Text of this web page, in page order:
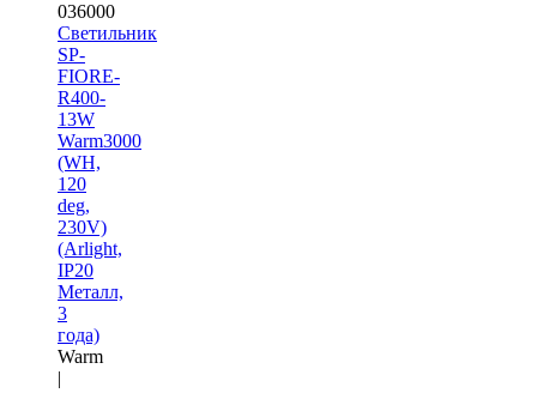
036000
Светильник
SP-
FIORE-
R400-
13W
Warm3000
(WH,
120
deg,
230V)
(Arlight,
IP20
Металл,
3
года)
Warm
|